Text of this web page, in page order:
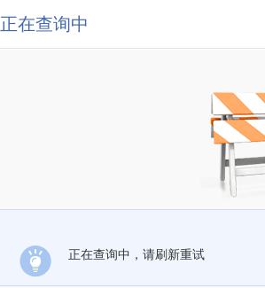
正在查询中
正在查询中，请刷新重试